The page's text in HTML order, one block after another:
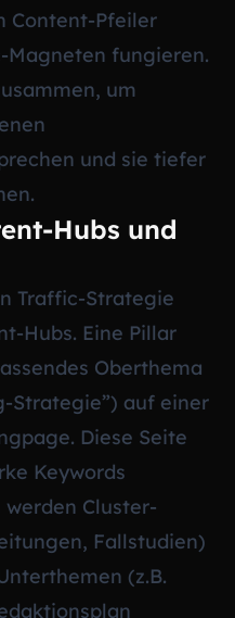
Content-Pfeiler
Magneten fungieren.
um
und sie tiefer
Hubs und
Traffic-Strategie
Hubs. Eine Pillar
Oberthema
Strategie”) auf einer
Diese Seite
Keywords
Cluster-
Fallstudien)
(z.B.